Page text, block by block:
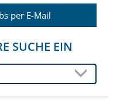
per E-Mail
SUCHE EIN